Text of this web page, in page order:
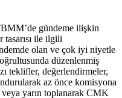
gündeme ilişkin
tasarısı ile ilgili
olan ve çok iyi niyetle
düzenlenmiş
teklifler, değerlendirmeler,
az önce komisyona
yarın toplanarak CMK